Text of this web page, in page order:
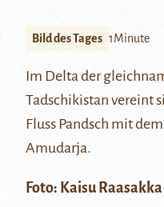
Bild des Tages 1Minute
Im Delta der
Tadschikistan vereint
Fluss Pandsch mit dem
Amudarja.
Foto: Kaisu Raasakka